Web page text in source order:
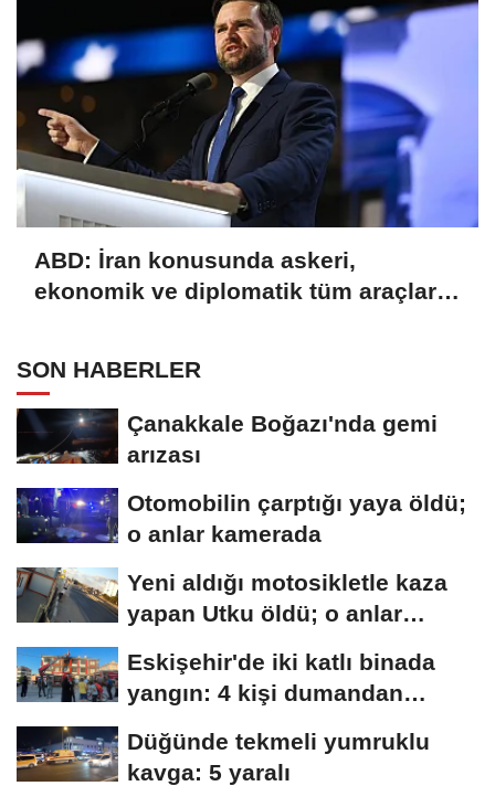
ABD: İran konusunda askeri,
ekonomik ve diplomatik tüm araçlar
SON HABERLER
Çanakkale Boğazı'nda gemi
arızası
Otomobilin çarptığı yaya öldü;
o anlar kamerada
Yeni aldığı motosikletle kaza
yapan Utku öldü; o anlar
Eskişehir'de iki katlı binada
yangın: 4 kişi dumandan
Düğünde tekmeli yumruklu
kavga: 5 yaralı